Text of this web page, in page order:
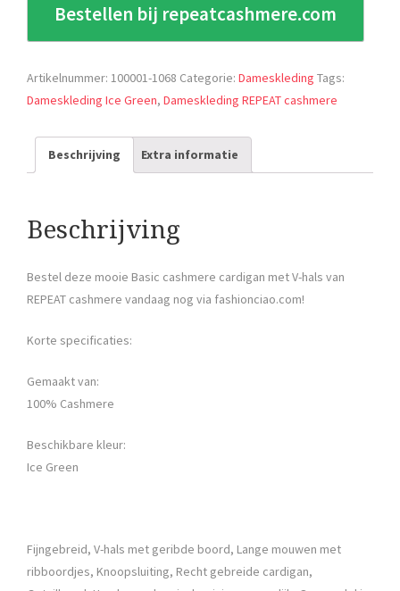
Bestellen bij repeatcashmere.com
Artikelnummer: 100001-1068 Categorie: Dameskleding Tags:
Dameskleding Ice Green, Dameskleding REPEAT cashmere
Beschrijving Extra informatie
Beschrijving
Bestel deze mooie Basic cashmere cardigan met V-hals van
REPEAT cashmere vandaag nog via fashionciao.com!
Korte specificaties:
Gemaakt van:
100% Cashmere
Beschikbare kleur:
Ice Green
Fijngebreid, V-hals met geribde boord, Lange mouwen met
ribboordjes, Knoopsluiting, Recht gebreide cardigan,